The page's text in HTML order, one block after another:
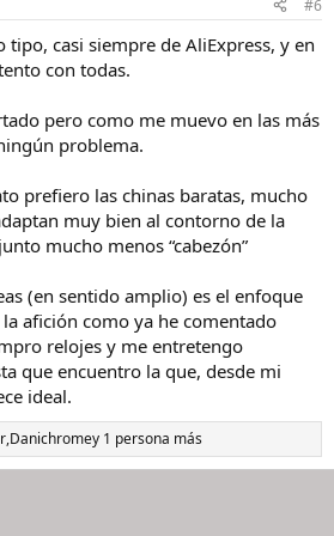
#6
tipo, casi siempre de AliExpress, y en
con todas.
pero como me muevo en las más
problema.
prefiero las chinas baratas, mucho
muy bien al contorno de la
mucho menos “cabezón”
(en sentido amplio) es el enfoque
afición como ya he comentado
relojes y me entretengo
que encuentro la que, desde mi
ideal.
,Danichromey 1 persona más